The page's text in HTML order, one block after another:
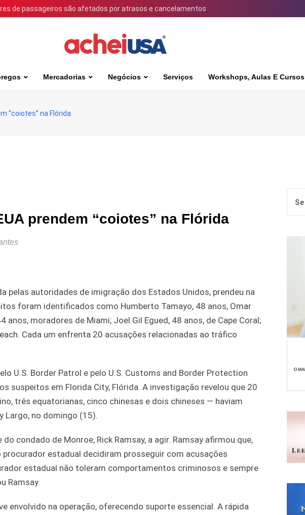
de passageiros são afetados por atrasos e cancelamentos
Mercadorias Negócios Serviços Workshops, Aulas E Cursos
“coiotes” na Flórida
prendem “coiotes” na Flórida
pelas autoridades de imigração dos Estados Unidos, prendeu na
foram identificados como Humberto Tamayo, 48 anos, Omar
anos, moradores de Miami; Joel Gil Egued, 48 anos, de Cape Coral;
Cada um enfrenta 20 acusações relacionadas ao tráfico
U.S. Border Patrol e pelo U.S. Customs and Border Protection
suspeitos em Florida City, Flórida. A investigação revelou que 20
três equatorianas, cinco chinesas e dois chineses — haviam
Largo, no domingo (15).
condado de Monroe, Rick Ramsay, a agir. Ramsay afirmou que,
estadual decidiram prosseguir com acusações
estadual não toleram comportamentos criminosos e sempre
Ramsay.
envolvido na operação, oferecendo suporte essencial. A rápida